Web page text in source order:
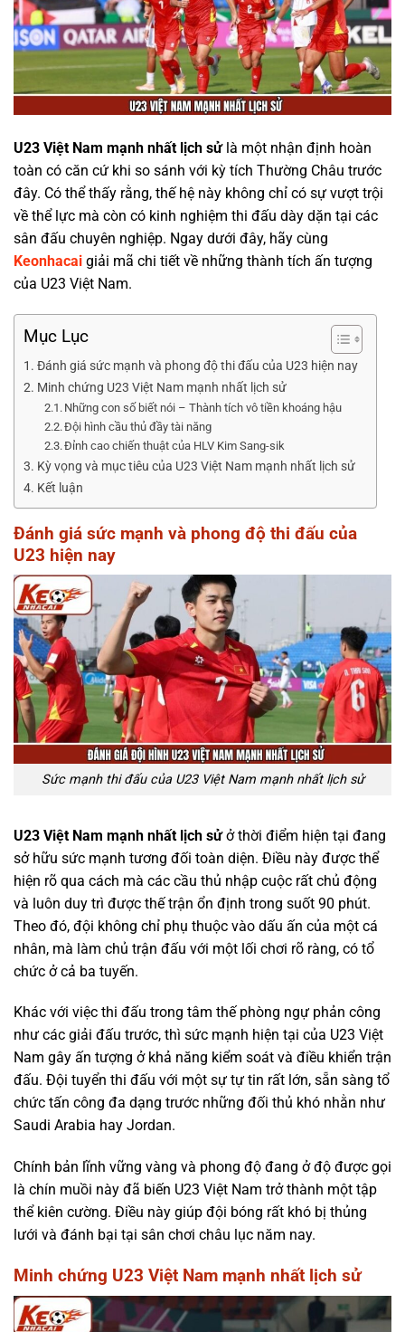
U23 Việt Nam mạnh nhất lịch sửlà một nhận định hoàn
toàn có căn cứ khi so sánh với kỳ tích Thường Châu trước
đây. Có thể thấy rằng, thế hệ này không chỉ có sự vượt trội
về thể lực mà còn có kinh nghiệm thi đấu dày dặn tại các
sân đấu chuyên nghiệp. Ngay dưới đây, hãy cùng
Keonhacai giải mã chi tiết về những thành tích ấn tượng
của U23 Việt Nam.
Mục Lục
Đánh giá sức mạnh và phong độ thi đấu của U23 hiện nay
Minh chứng U23 Việt Nam mạnh nhất lịch sử
Những con số biết nói – Thành tích vô tiền khoáng hậu
Đội hình cầu thủ đầy tài năng
Đỉnh cao chiến thuật của HLV Kim Sang-sik
Kỳ vọng và mục tiêu của U23 Việt Nam mạnh nhất lịch sử
Kết luận
Đánh giá sức mạnh và phong độ thi đấu của
U23 hiện nay
Sức mạnh thi đấu của U23 Việt Nam mạnh nhất lịch sử
U23 Việt Nam mạnh nhất lịch sửở thời điểm hiện tại đang
sở hữu sức mạnh tương đối toàn diện. Điều này được thể
hiện rõ qua cách mà các cầu thủ nhập cuộc rất chủ động
và luôn duy trì được thế trận ổn định trong suốt 90 phút.
Theo đó, đội không chỉ phụ thuộc vào dấu ấn của một cá
nhân, mà làm chủ trận đấu với một lối chơi rõ ràng, có tổ
chức ở cả ba tuyến.
Khác với việc thi đấu trong tâm thế phòng ngự phản công
như các giải đấu trước, thì sức mạnh hiện tại của U23 Việt
Nam gây ấn tượng ở khả năng kiểm soát và điều khiển trận
đấu. Đội tuyển thi đấu với một sự tự tin rất lớn, sẵn sàng tổ
chức tấn công đa dạng trước những đối thủ khó nhằn như
Saudi Arabia hay Jordan.
Chính bản lĩnh vững vàng và phong độ đang ở độ được gọi
là chín muồi này đã biến U23 Việt Nam trở thành một tập
thể kiên cường. Điều này giúp đội bóng rất khó bị thủng
lưới và đánh bại tại sân chơi châu lục năm nay.
Minh chứng U23 Việt Nam mạnh nhất lịch sử